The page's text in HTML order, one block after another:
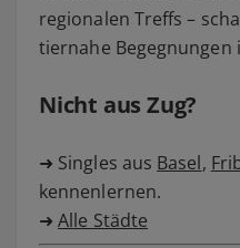
regionalen Treffs –
tiernahe Begegnungen
Nicht aus Zug?
➜ Singles aus Basel,
kennenlernen.
➜Alle Städte